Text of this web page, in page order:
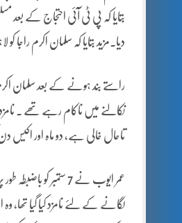
بتایا کہ پی ٹی آئی احتجاج کے
دیا۔مزید بتایا کہ سلمان اکرم
راستے بند ہونے کے بعد سلمان اکرم
نکالنے میں ناکام رہے تھے .
تاحال خالی ہے، دو ماہ اور اکیس
عمر ایوب نے 7
لگانے کے لئے نامزد کیا گیا تھا،